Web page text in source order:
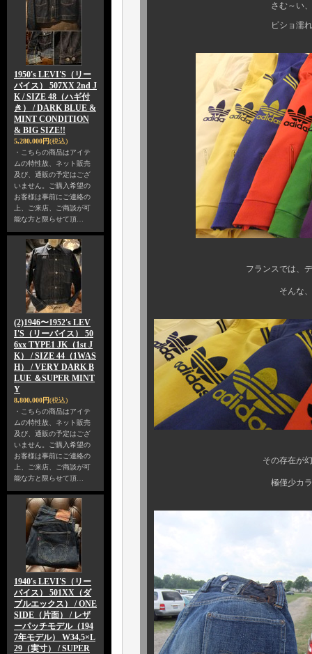
1950's LEVI'S（リー
バイス） 507XX 2nd J
K / SIZE 48（ハギ付
き） / DARK BLUE &
MINT CONDITION
& BIG SIZE!!
5,280,000円(税込)
・こちらの商品はアイテ
ムの特性故、ネット販売
及び、通販の予定はござ
いません。ご購入希望の
お客様は事前にご連絡の
上、ご来店、ご商談が可
能な方と限らせて頂…
(2)1946〜1952's LEV
I'S（リーバイス） 50
6xx TYPE1 JK（1st J
K） / SIZE 44（1WAS
H） / VERY DARK B
LUE ＆SUPER MINT
Y
8,800,000円(税込)
・こちらの商品はアイテ
ムの特性故、ネット販売
及び、通販の予定はござ
いません。ご購入希望の
お客様は事前にご連絡の
上、ご来店、ご商談が可
能な方と限らせて頂…
1940's LEVI'S（リー
バイス） 501XX（ダ
ブルエックス） / ONE
SIDE（片面） / レザ
ーパッチモデル（194
7年モデル） W34,5×L
29（実寸） / SUPER
さむ～い、さむ～い ．
ビショ濡れになって、震
フランスでは、デカロゴパ
そんな、前代未聞の買
その存在が幻とされる、
極僅少カラーの、デカロ